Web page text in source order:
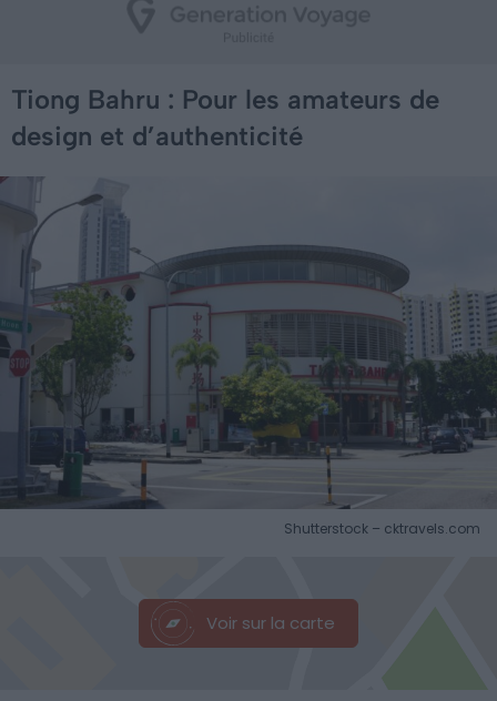
Tiong Bahru : Pour les amateurs de
design et d’authenticité
Shutterstock – cktravels.com
Voir sur la carte